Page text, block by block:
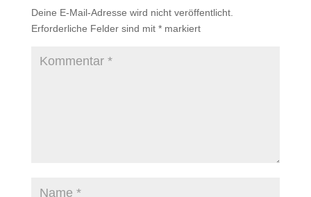
Deine E-Mail-Adresse wird nicht veröffentlicht.
Erforderliche Felder sind mit *markiert